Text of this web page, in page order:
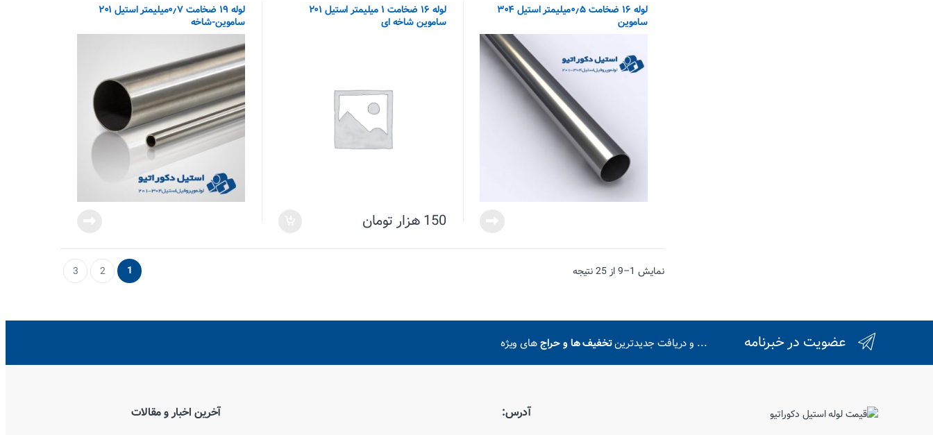
لوله ۱۶ ضخامت ۰٫۵میلیمتر استیل ۳۰۴
ساموین
لوله ۱۶ ضخامت ۱ میلیمتر استیل ۲۰۱
ساموین شاخه ای
150هزار تومان
لوله ۱۹ ضخامت ۰٫۷میلیمتر استیل ۲۰۱
ساموین-شاخه
نمایش 1–9 از 25 نتیجه 1
2
3
عضویت در خبرنامه ... و دریافت جدیدترینتخفیف ها و حراجهای ویژه
آدرس: آخرین اخبار و مقالات